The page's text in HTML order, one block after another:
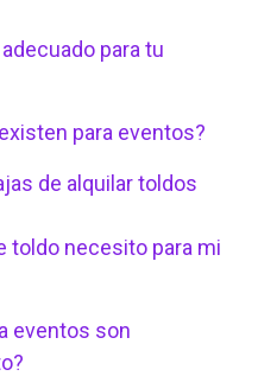
para tu
para eventos?
de alquilar toldos
toldo necesito para mi
eventos son